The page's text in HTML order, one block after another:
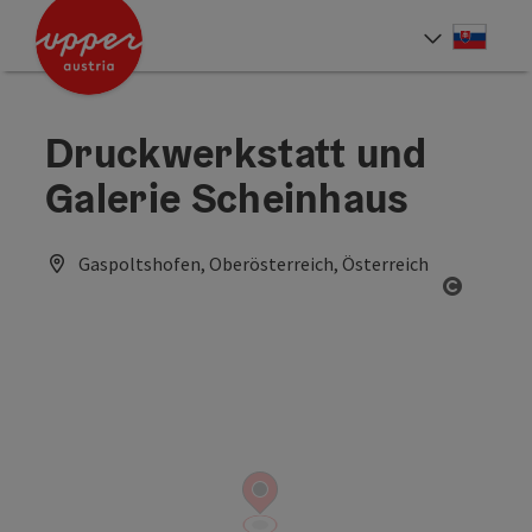
Accesskey
Accesskey
Druckwerkstatt und
Galerie Scheinhaus
Gaspoltshofen, Oberösterreich, Österreich